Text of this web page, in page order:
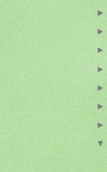
►
►
►
►
►
►
►
▼